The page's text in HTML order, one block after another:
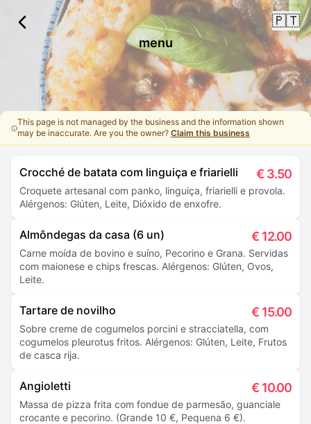
🇵🇹
menu
This page is not managed by the business and the information shown
may be inaccurate. Are you the owner?Claim this business
Crocché de batata com linguiça e friarielli € 3.50
Croquete artesanal com panko, linguiça, friarielli e provola.
Alérgenos: Glúten, Leite, Dióxido de enxofre.
Almôndegas da casa (6 un) € 12.00
Carne moída de bovino e suíno, Pecorino e Grana. Servidas
com maionese e chips frescas. Alérgenos: Glúten, Ovos,
Leite.
Tartare de novilho € 15.00
Sobre creme de cogumelos porcini e stracciatella, com
cogumelos pleurotus fritos. Alérgenos: Glúten, Leite, Frutos
de casca rija.
Angioletti € 10.00
Massa de pizza frita com fondue de parmesão, guanciale
crocante e pecorino. (Grande 10 €, Pequena 6 €).